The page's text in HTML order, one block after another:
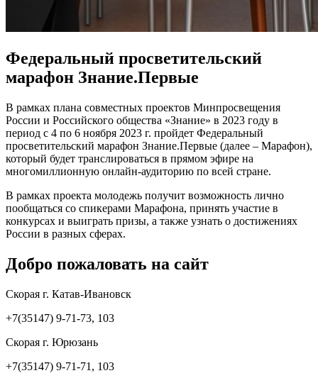
Федеральный просветительский
марафон Знание.Первые
В рамках плана совместных проектов Минпросвещения
России и Российского общества «Знание» в 2023 году в
период с 4 по 6 ноября 2023 г. пройдет Федеральный
просветительский марафон Знание.Первые (далее – Марафон),
который будет транслироваться в прямом эфире на
многомиллионную онлайн-аудиторию по всей стране.
В рамках проекта молодежь получит возможность лично
пообщаться со спикерами Марафона, принять участие в
конкурсах и выиграть призы, а также узнать о достижениях
России в разных сферах.
Добро пожаловать на сайт
Скорая г. Катав-Ивановск
+7(35147) 9-71-73, 103
Скорая г. Юрюзань
+7(35147) 9-71-71, 103